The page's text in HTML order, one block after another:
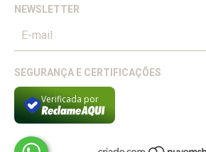
NEWSLETTER
SEGURANÇA E CERTIFICAÇÕES
Verificada por